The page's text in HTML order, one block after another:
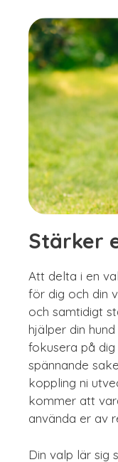
Stärker
Att delta i en
för dig och din
och samtidigt
hjälper din
fokusera på
spännande
koppling ni
kommer att
använda er av
Din valp lär sig